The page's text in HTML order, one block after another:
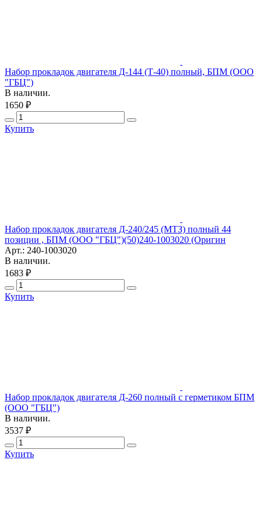
Набор прокладок двигателя Д-144 (Т-40) полный, БПМ (ООО
"ГБЦ")
В наличии.
1650 ₽
Купить
Набор прокладок двигателя Д-240/245 (МТЗ) полный 44
позиции , БПМ (ООО "ГБЦ")(50)240-1003020 (Оригин
Арт.: 240-1003020
В наличии.
1683 ₽
Купить
Набор прокладок двигателя Д-260 полный с герметиком БПМ
(ООО "ГБЦ")
В наличии.
3537 ₽
Купить